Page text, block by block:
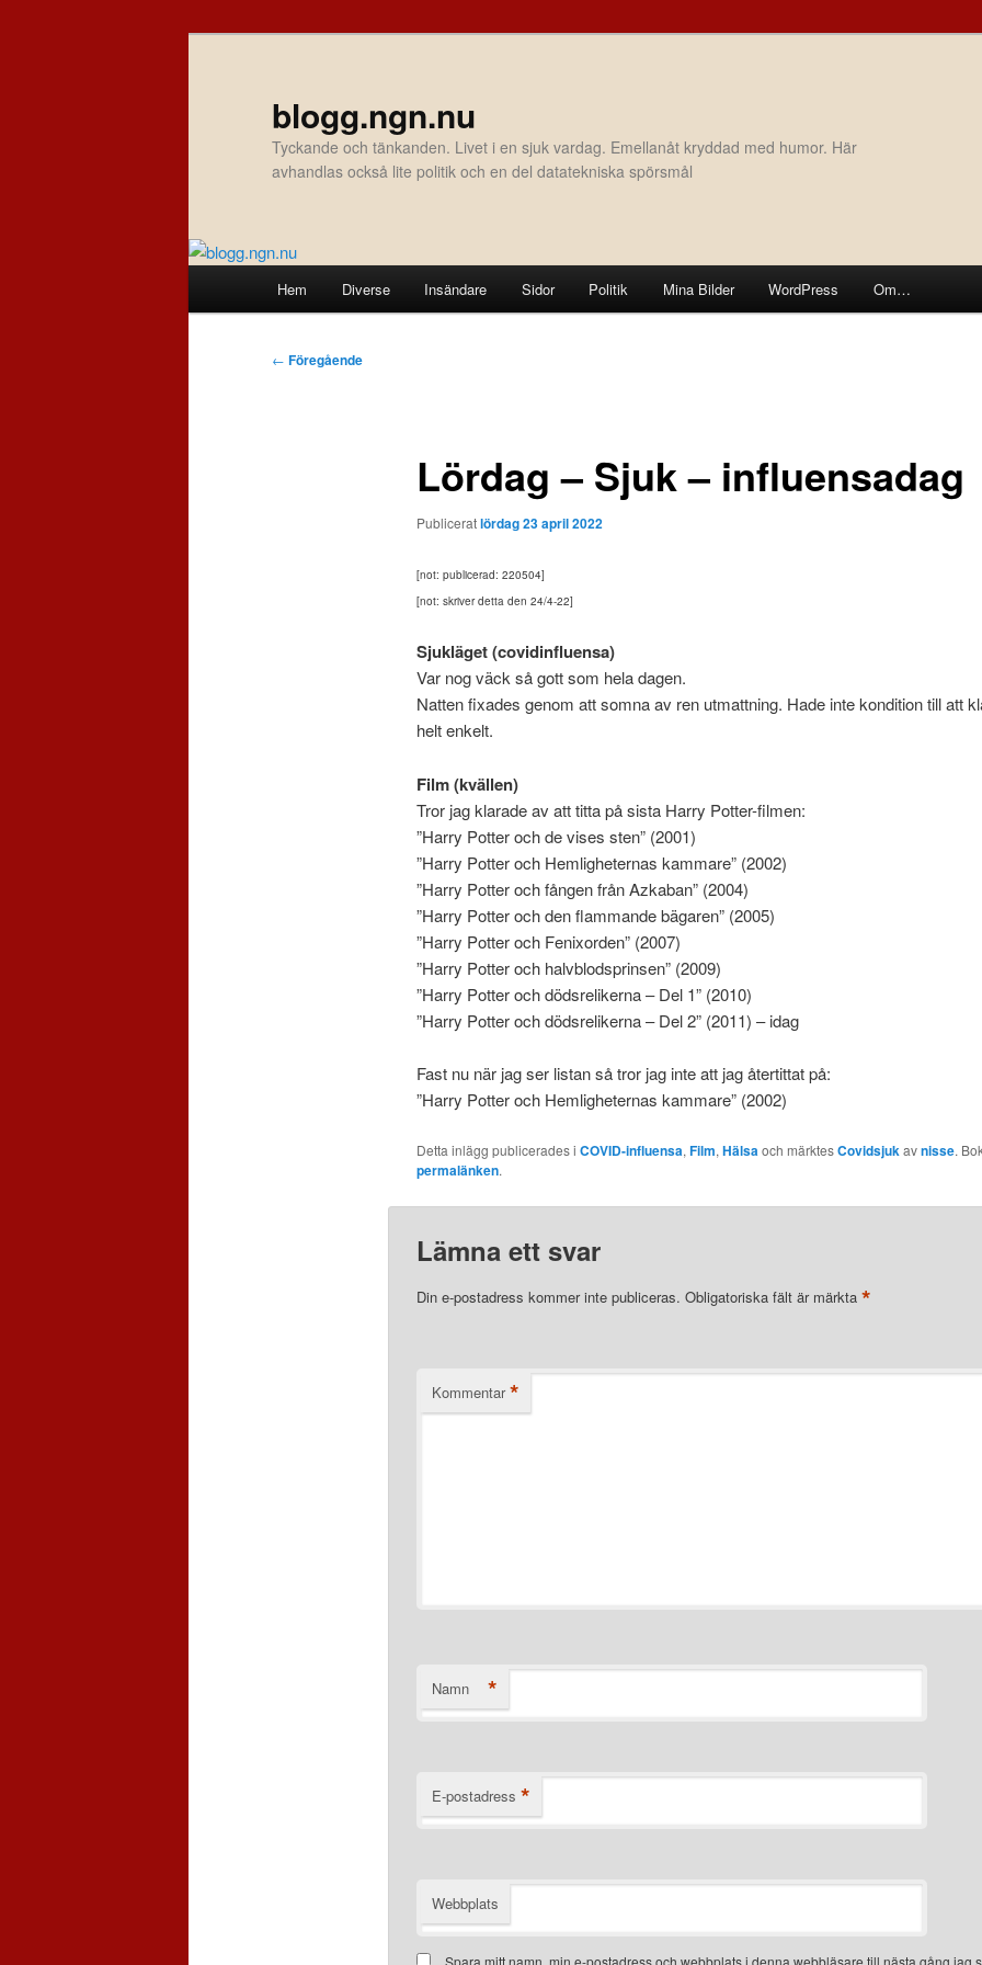
blogg.ngn.nu
Tyckande och tänkanden. Livet i en sjuk vardag. Emellanåt kryddad med humor. Här
avhandlas också lite politik och en del datatekniska spörsmål
Hem Diverse Insändare Sidor Politik Mina Bilder WordPress Om…
Inläggsnavigering
← Föregående
Lördag – Sjuk – influensadag
Publiceratlördag 23 april 2022
[not: publicerad: 220504]
[not: skriver detta den 24/4-22]
Sjukläget(covidinfluensa)
Var nog väck så gott som hela dagen.
Natten fixades genom att somna av ren utmattning. Hade inte kondition till att
helt enkelt.
Film (kvällen)
Tror jag klarade av att titta på sista Harry Potter-filmen:
”Harry Potter och de vises sten” (2001)
”Harry Potter och Hemligheternas kammare” (2002)
”Harry Potter och fången från Azkaban” (2004)
”Harry Potter och den flammande bägaren” (2005)
”Harry Potter och Fenixorden” (2007)
”Harry Potter och halvblodsprinsen” (2009)
”Harry Potter och dödsrelikerna – Del 1” (2010)
”Harry Potter och dödsrelikerna – Del 2” (2011) – idag
Fast nu när jag ser listan så tror jag inte att jag återtittat på:
”Harry Potter och Hemligheternas kammare” (2002)
Detta inlägg publicerades i COVID-influensa, Film, Hälsa och märktesCovidsjuk avnisse.
permalänken.
Lämna ett svar
Din e-postadress kommer inte publiceras. Obligatoriska fält är märkta *
Kommentar *
Namn *
E-postadress *
Webbplats